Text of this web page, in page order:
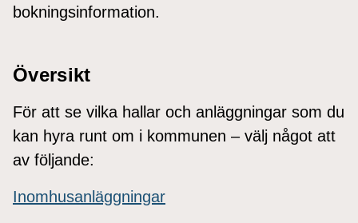
bokningsinformation.
Översikt
För att se vilka hallar och anläggningar som du
kan hyra runt om i kommunen – välj något att
av följande:
Inomhusanläggningar